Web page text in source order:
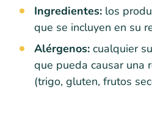
Ingredientes: los
que se incluyen en su
Alérgenos: cualquier
que pueda causar una
(trigo, gluten, frutos